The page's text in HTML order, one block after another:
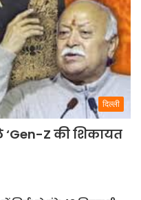
दिल्ली
‘Gen-Z की शिकायत